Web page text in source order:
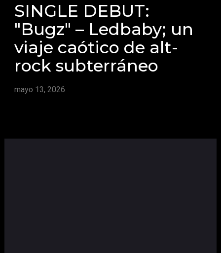
SINGLE DEBUT:
"Bugz" – Ledbaby; un
viaje caótico de alt-
rock subterráneo
mayo 13, 2026